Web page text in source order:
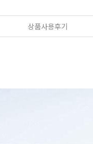
상품사용후기